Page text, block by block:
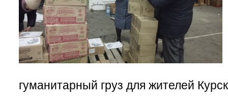
гуманитарный груз для жителей